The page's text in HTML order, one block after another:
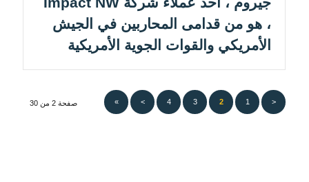
، هو من قدامى المحاربين في الجيش
الأمريكي والقوات الجوية الأمريكية
صفحة 2 من 30 <
1
2
3
4
>
»